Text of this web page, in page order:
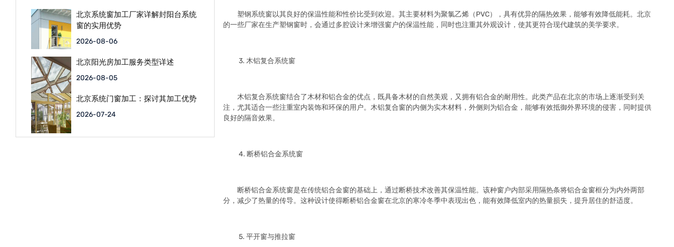
北京系统窗加工厂家详解封阳台系统
窗的实用优势
2026-08-06
北京阳光房加工服务类型详述
2026-08-05
北京系统门窗加工：探讨其加工优势
2026-07-24
塑钢系统窗以其良好的保温性能和性价比受到欢迎。其主要材料为聚氯乙烯（PVC），具有优异的隔热效果，能够有效降低能耗。北京
的一些厂家在生产塑钢窗时，会通过多腔设计来增强窗户的保温性能，同时也注重其外观设计，使其更符合现代建筑的美学要求。
3. 木铝复合系统窗
木铝复合系统窗结合了木材和铝合金的优点，既具备木材的自然美观，又拥有铝合金的耐用性。此类产品在北京的市场上逐渐受到关
注，尤其适合一些注重室内装饰和环保的用户。木铝复合窗的内侧为实木材料，外侧则为铝合金，能够有效抵御外界环境的侵害，同时提供
良好的隔音效果。
4. 断桥铝合金系统窗
断桥铝合金系统窗是在传统铝合金窗的基础上，通过断桥技术改善其保温性能。该种窗户内部采用隔热条将铝合金窗框分为内外两部
分，减少了热量的传导。这种设计使得断桥铝合金窗在北京的寒冷冬季中表现出色，能有效降低室内的热量损失，提升居住的舒适度。
5. 平开窗与推拉窗